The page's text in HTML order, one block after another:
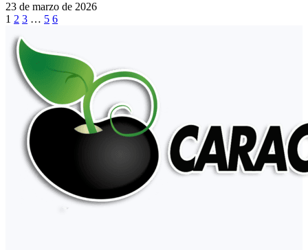
23 de marzo de 2026
1 2 3 … 5 6